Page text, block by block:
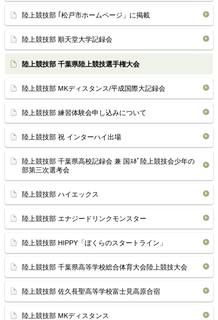
陸上競技部 ｢松戸市ホームページ」に掲載
陸上競技部 順天堂大学記録会
陸上競技部 千葉県陸上競技選手権大会
陸上競技部 MKディスタンス/平成国際大記録会
陸上競技部 練習体験会申し込みについて
陸上競技部 祝 インターハイ出場
陸上競技部 千葉県高校記録会 兼 国ｽﾎﾟ陸上競技会少年の
部第三次選考会
陸上競技部 ハイエックス
陸上競技部 エナジードリンクモンスター
陸上競技部 HIPPY「ぼくらのスタートライン」
陸上競技部 千葉県高等学校総合体育大会陸上競技大会
陸上競技部 佐久長聖高等学校富士見高原合宿
陸上競技部 MKディスタンス